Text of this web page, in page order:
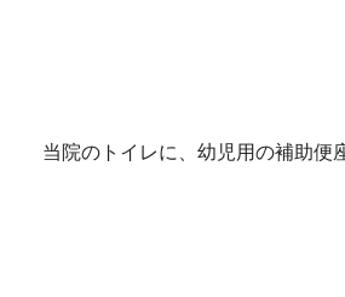
当院のトイレに、幼児用の補助便